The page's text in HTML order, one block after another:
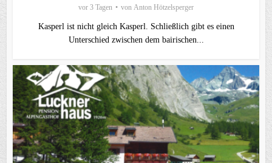
vor 3 Tagen von Anton Hötzelsperger
Kasperl ist nicht gleich Kasperl. Schließlich gibt es einen
Unterschied zwischen dem bairischen...